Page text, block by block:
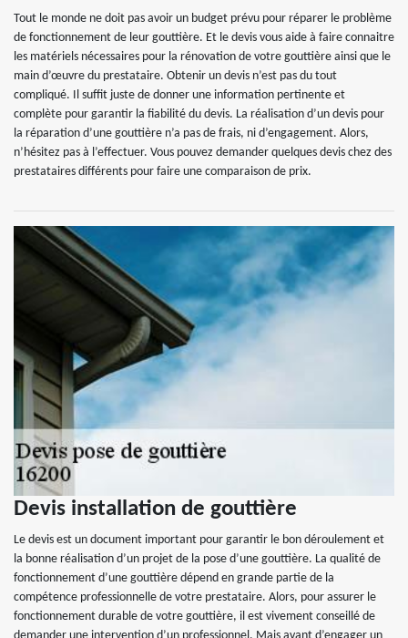
Tout le monde ne doit pas avoir un budget prévu pour réparer le problème
de fonctionnement de leur gouttière. Et le devis vous aide à faire connaitre
les matériels nécessaires pour la rénovation de votre gouttière ainsi que le
main d’œuvre du prestataire. Obtenir un devis n’est pas du tout
compliqué. Il suffit juste de donner une information pertinente et
complète pour garantir la fiabilité du devis. La réalisation d’un devis pour
la réparation d’une gouttière n’a pas de frais, ni d’engagement. Alors,
n’hésitez pas à l’effectuer. Vous pouvez demander quelques devis chez des
prestataires différents pour faire une comparaison de prix.
Devis installation de gouttière
Le devis est un document important pour garantir le bon déroulement et
la bonne réalisation d’un projet de la pose d’une gouttière. La qualité de
fonctionnement d’une gouttière dépend en grande partie de la
compétence professionnelle de votre prestataire. Alors, pour assurer le
fonctionnement durable de votre gouttière, il est vivement conseillé de